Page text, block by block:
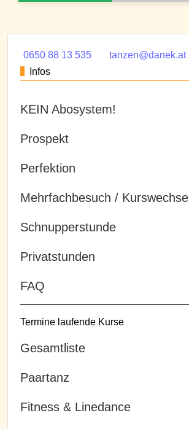
0650 88 13 535
tanzen@danek.at
Infos
KEIN Abosystem!
Prospekt
Perfektion
Mehrfachbesuch / Kurswechsel
Schnupperstunde
Privatstunden
FAQ
Termine laufende Kurse
Gesamtliste
Paartanz
Fitness & Linedance